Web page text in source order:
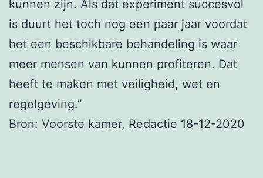
kunnen zijn. Als dat experiment succesvol
is duurt het toch nog een paar jaar voordat
het een beschikbare behandeling is waar
meer mensen van kunnen profiteren. Dat
heeft te maken met veiligheid, wet en
regelgeving.”
Bron: Voorste kamer, Redactie 18-12-2020